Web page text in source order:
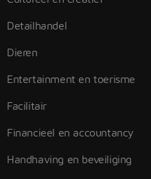
Detailhandel
Dieren
Entertainment en toerisme
Facilitair
Financieel en accountancy
Handhaving en beveiliging